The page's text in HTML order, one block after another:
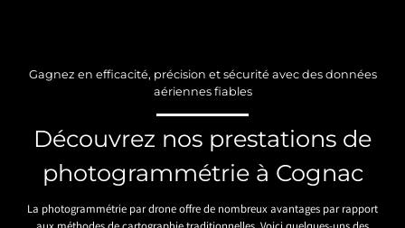
Gagnez en efficacité, précision et sécurité avec des données
aériennes fiables
Découvrez nos prestations de
photogrammétrie à Cognac
La photogrammétrie par drone offre de nombreux avantages par rapport